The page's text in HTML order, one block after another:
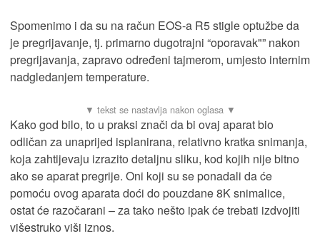
Spomenimo i da su na račun EOS-a R5 stigle optužbe da
je pregrijavanje, tj. primarno dugotrajni “oporavak"” nakon
pregrijavanja, zapravo određeni tajmerom, umjesto internim
nadgledanjem temperature.
Kako god bilo, to u praksi znači da bi ovaj aparat bio
odličan za unaprijed isplanirana, relativno kratka snimanja,
koja zahtijevaju izrazito detaljnu sliku, kod kojih nije bitno
ako se aparat pregrije. Oni koji su se ponadali da će
pomoću ovog aparata doći do pouzdane 8K snimalice,
ostat će razočarani – za tako nešto ipak će trebati izdvojiti
višestruko viši iznos.